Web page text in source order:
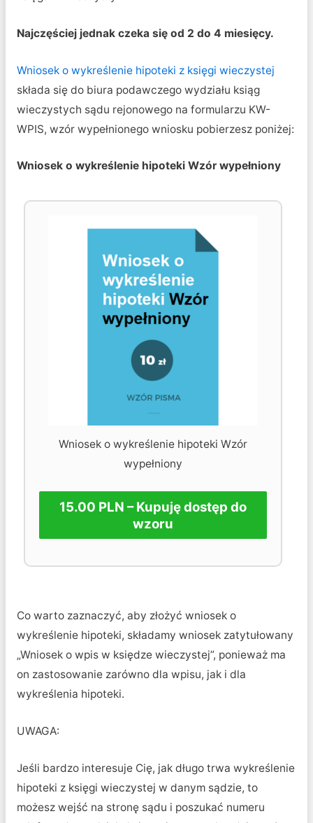
Najczęściej jednak czeka się od 2 do 4 miesięcy.
Wniosek o wykreślenie hipoteki z księgi wieczystej
składa się do biura podawczego wydziału ksiąg
wieczystych sądu rejonowego na formularzu KW-
WPIS, wzór wypełnionego wniosku pobierzesz poniżej:
Wniosek o wykreślenie hipoteki Wzór wypełniony
Wniosek o wykreślenie hipoteki Wzór
wypełniony
15.00 PLN – Kupuję dostęp do
wzoru
Co warto zaznaczyć, aby złożyć wniosek o
wykreślenie hipoteki, składamy wniosek zatytułowany
„Wniosek o wpis w księdze wieczystej”, ponieważ ma
on zastosowanie zarówno dla wpisu, jak i dla
wykreślenia hipoteki.
UWAGA:
Jeśli bardzo interesuje Cię, jak długo trwa wykreślenie
hipoteki z księgi wieczystej w danym sądzie, to
możesz wejść na stronę sądu i poszukać numeru